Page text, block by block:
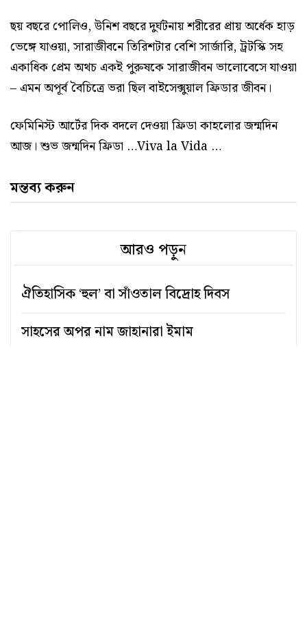
ছয় বছরে পোলিও, উনিশ বছরে দুর্ঘটনায় শরীরের প্রায় অর্ধেক হাড়
ভেঙ্গে যাওয়া, সারাজীবনে তিরিশটার বেশি সার্জারি, ট্রটস্কি সহ
একাধিক প্রেম অথচ একই পুরুষকে সারাজীবন ভালোবেসে যাওয়া
– এমন অপূর্ব বৈচিত্রে ভরা ছিল বাইসেক্সুয়াল ফ্রিডার জীবন।
ফেমিনিস্ট আর্টের দিক বদলে দেওয়া ফ্রিডা কাহলোর জন্মদিন
আজ। শুভ জন্মদিন ফ্রিডা …Viva la Vida …
মন্তব্য করুন
আরও পড়ুন
ঐতিহাসিক ‘হুল’ বা সাঁওতাল বিদ্রোহ দিবস
সাহসের অপর নাম জাহানারা ইমাম